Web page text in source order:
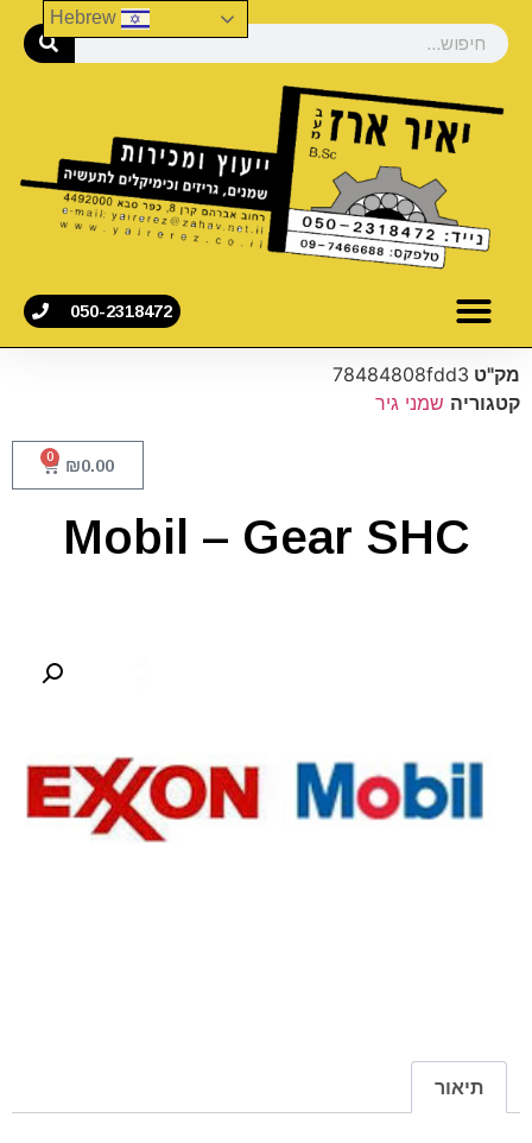
050-2318472
מק"ט 78484808fdd3
קטגוריה שמני גיר
₪0.00
0
Mobil – Gear SHC
תיאור
Hebrew